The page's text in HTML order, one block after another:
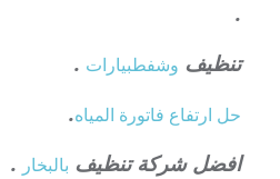
.
تنظيف وشفطبيارات .
حل ارتفاع فاتورة المياه.
افضل شركة تنظيف بالبخار .